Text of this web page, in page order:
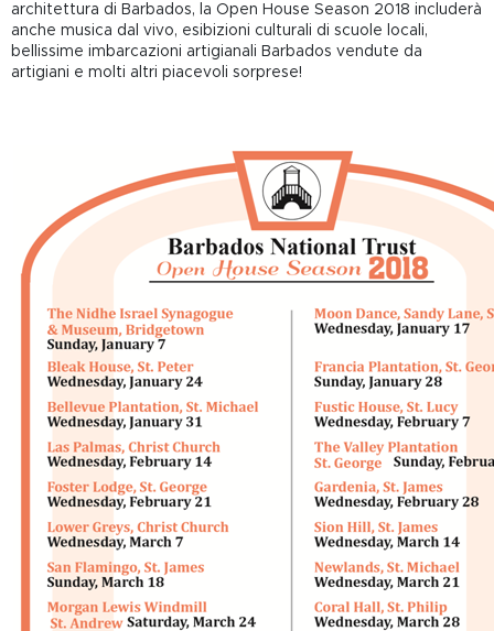
architettura di Barbados, la Open House Season 2018 includerà
anche musica dal vivo, esibizioni culturali di scuole locali,
bellissime imbarcazioni artigianali Barbados vendute da
artigiani e molti altri piacevoli sorprese!